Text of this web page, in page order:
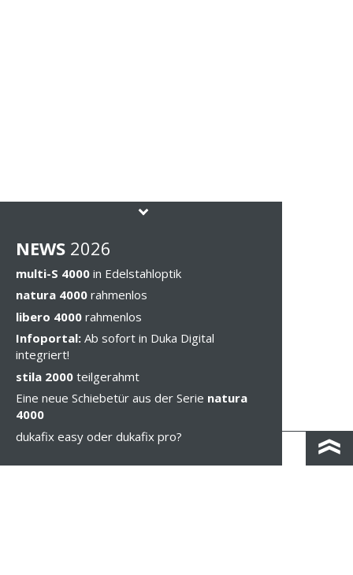
NEWS 2026
multi-S 4000 in Edelstahloptik
natura 4000 rahmenlos
libero 4000 rahmenlos
Infoportal: Ab sofort in Duka Digital
integriert!
stila 2000 teilgerahmt
Eine neue Schiebetür aus der Serie natura
4000
dukafix easy oder dukafix pro?